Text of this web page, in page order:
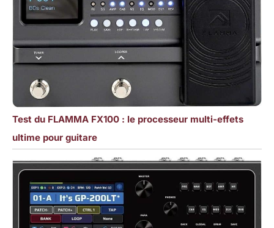
Test du FLAMMA FX100 : le processeur multi-effets
ultime pour guitare